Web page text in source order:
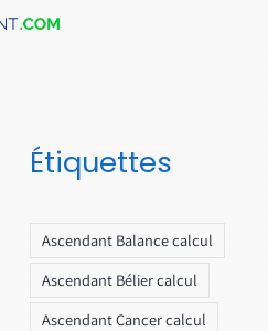
Étiquettes
Ascendant Balance calcul
Ascendant Bélier calcul
Ascendant Cancer calcul